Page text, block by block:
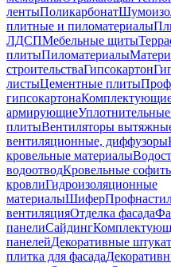
лентыПоликарбонат
плитные и пиломатериалы
ЛДСПМебельные щиты
плитыПиломатериалы
строительстваГипсокартон
листыЦементные плиты
гипсокартонаКомплектующие
армирующие
плитыВентиляторы
вентиляционные, диффузоры
кровельные материалы
водоотводКровельные
кровлиГидроизоляционные
материалыШифер
вентиляцияОтделка фасада
панелиСайдинг
панелейДекоративные
плитка для фасада